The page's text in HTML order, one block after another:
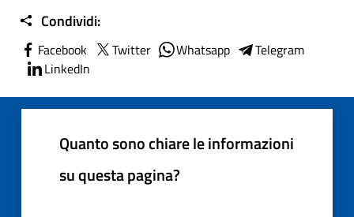
Condividi:
Facebook Twitter Whatsapp
Telegram
LinkedIn
Quanto sono chiare le informazioni
su questa pagina?